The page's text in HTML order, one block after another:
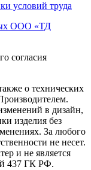
условий труда
ООО «ТД
согласия
о технических
в дизайн,
изделия без
За любого
не несет.
и не является
437 ГК РФ.